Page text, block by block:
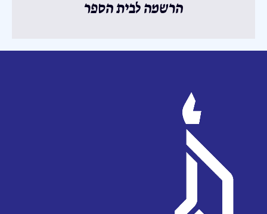
הרשמה לבית הספר